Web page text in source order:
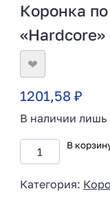
Коронка
«Hardcore»
❤
1201,58 ₽
В наличии лишь
В
Категория: